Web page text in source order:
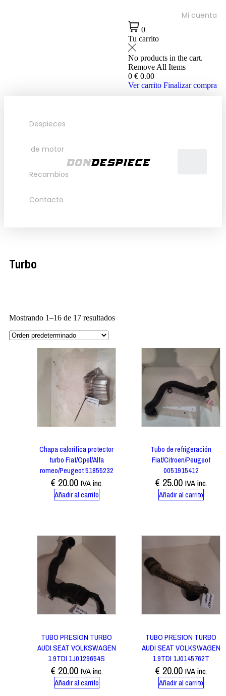
Mi cuenta
0
Tu carrito
No products in the cart.
Remove All Items
0 € 0.00
Ver carrito Finalizar compra
Despieces
de motor
Recambios
Contacto
Turbo
Mostrando 1–16 de 17 resultados
Chapa calorífica protector
turbo Fiat/Opel/Alfa
romeo/Peugeot 51855232
€ 20.00 IVA inc.
Añadir al carrito
Tubo de refrigeración
Fiat/Citroen/Peugeot
0051915412
€ 25.00 IVA inc.
Añadir al carrito
TUBO PRESION TURBO
AUDI SEAT VOLKSWAGEN
1.9TDI 1J0129654S
€ 20.00 IVA inc.
Añadir al carrito
TUBO PRESION TURBO
AUDI SEAT VOLKSWAGEN
1.9TDI 1J0145762T
€ 20.00 IVA inc.
Añadir al carrito